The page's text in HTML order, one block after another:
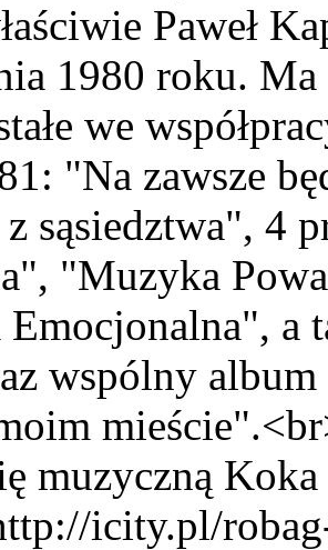
Paweł
1980 roku.
we
"Na zawsze
sąsiedztwa", 4
"Muzyka
a
wspólny
muzyczną Koka
icity.pl/